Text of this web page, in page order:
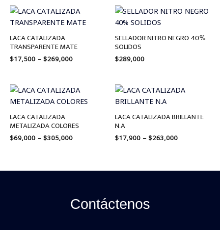
LACA CATALIZADA
TRANSPARENTE MATE
$17,500 – $269,000
Price
$17,500
SELLADOR NITRO NEGRO 40%
SOLIDOS
$289,000
LACA CATALIZADA
METALIZADA COLORES
$69,000 – $305,000
Price
$69,000
LACA CATALIZADA BRILLANTE
N.A
$17,900 – $263,000
Price
through
$263,000
Contáctenos